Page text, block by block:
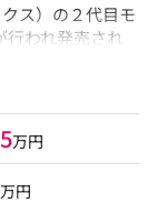
ス）の２代目モ
われ発売され
あわせのため
たなスタンダー
。先代Ｎ-ＢＯＸ
き継ぎながら
新たに開発され
の安全運転支
れています。N-
万円
万円